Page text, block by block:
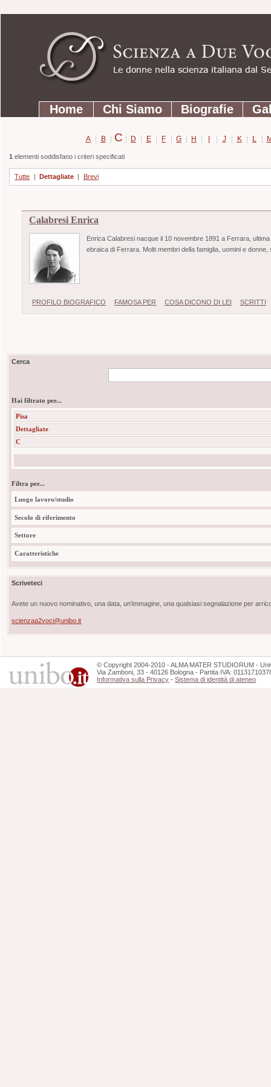
contenuti.
Strumenti
personali
SezioniHome Chi Siamo Biografie
A | B | C | D | E | F | G | H | I | J | K | L |
1elementi soddisfano i criteri specificati
Tutte | Dettagliate | Brevi
Calabresi Enrica
Enrica Calabresi nacque il 10 novembre 1891 a Ferrara,
ebraica di Ferrara. Molti membri della famiglia, uomini e
PROFILO BIOGRAFICO FAMOSA PER COSA DICONO DI LEI SCRITTI
Cerca
Hai filtrato per...
Pisa
Dettagliate
C
Filtra per...
Luogo lavoro/studio
Secolo di riferimento
Settore
Caratteristiche
Scriveteci
Avete un nuovo nominativo, una data, un'immagine, una qualsiasi segnalazione per
scienzaa2voci@unibo.it
©Copyright 2004-2010 - ALMA MATER STUDIORUM -
Via Zamboni, 33 - 40126 Bologna - Partita IVA:
Informativa sulla Privacy -Sistema di identità di ateneo